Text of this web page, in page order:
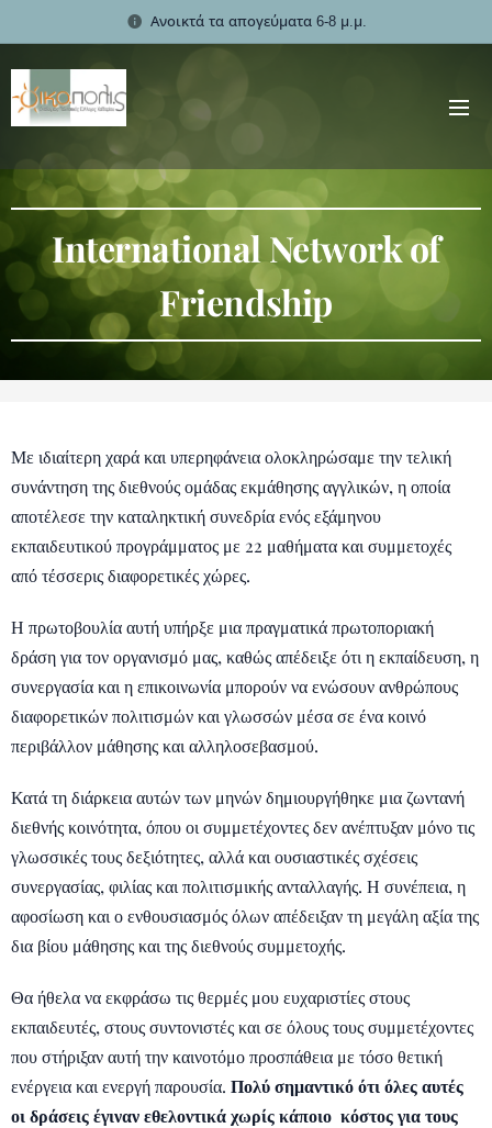
Ανοικτά τα απογεύματα 6-8 μ.μ.
International Network of
Friendship
Με ιδιαίτερη χαρά και υπερηφάνεια ολοκληρώσαμε την τελική
συνάντηση της διεθνούς ομάδας εκμάθησης αγγλικών, η οποία
αποτέλεσε την καταληκτική συνεδρία ενός εξάμηνου
εκπαιδευτικού προγράμματος με 22 μαθήματα και συμμετοχές
από τέσσερις διαφορετικές χώρες.
Η πρωτοβουλία αυτή υπήρξε μια πραγματικά πρωτοποριακή
δράση για τον οργανισμό μας, καθώς απέδειξε ότι η εκπαίδευση, η
συνεργασία και η επικοινωνία μπορούν να ενώσουν ανθρώπους
διαφορετικών πολιτισμών και γλωσσών μέσα σε ένα κοινό
περιβάλλον μάθησης και αλληλοσεβασμού.
Κατά τη διάρκεια αυτών των μηνών δημιουργήθηκε μια ζωντανή
διεθνής κοινότητα, όπου οι συμμετέχοντες δεν ανέπτυξαν μόνο τις
γλωσσικές τους δεξιότητες, αλλά και ουσιαστικές σχέσεις
συνεργασίας, φιλίας και πολιτισμικής ανταλλαγής. Η συνέπεια, η
αφοσίωση και ο ενθουσιασμός όλων απέδειξαν τη μεγάλη αξία της
δια βίου μάθησης και της διεθνούς συμμετοχής.
Θα ήθελα να εκφράσω τις θερμές μου ευχαριστίες στους
εκπαιδευτές, στους συντονιστές και σε όλους τους συμμετέχοντες
που στήριξαν αυτή την καινοτόμο προσπάθεια με τόσο θετική
ενέργεια και ενεργή παρουσία. Πολύ σημαντικό ότι όλες αυτές
οι δράσεις έγιναν εθελοντικά χωρίς κάποιο κόστος για τους